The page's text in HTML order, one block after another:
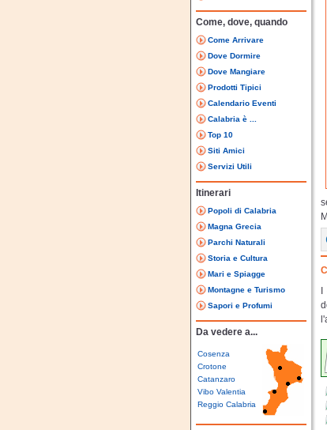
Come, dove, quando
Come Arrivare
Dove Dormire
Dove Mangiare
Prodotti Tipici
Calendario Eventi
Calabria è ...
Top 10
Siti Amici
Servizi Utili
Itinerari
Popoli di Calabria
Magna Grecia
Parchi Naturali
Storia e Cultura
Mari e Spiagge
Montagne e Turismo
Sapori e Profumi
Da vedere a...
Cosenza
Crotone
Catanzaro
Vibo Valentia
Reggio Calabria